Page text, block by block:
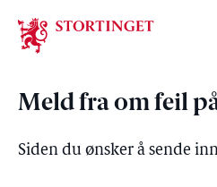
Stortinget.no
Meld fra om feil
Siden du ønsker å sende